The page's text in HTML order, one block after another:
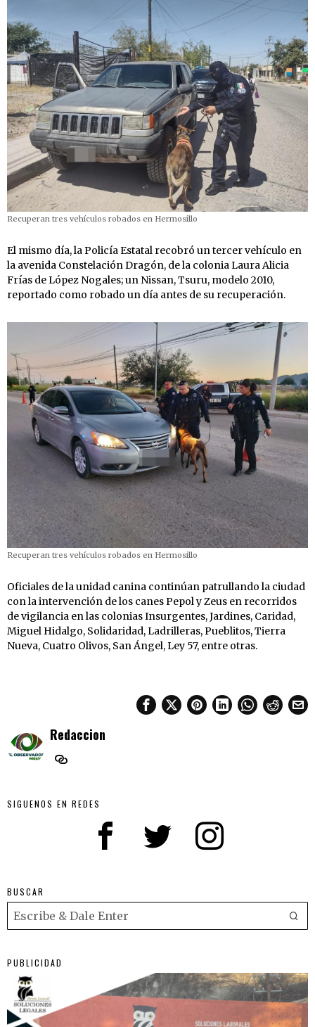
Recuperan tres vehículos robados en Hermosillo
El mismo día, la Policía Estatal recobró un tercer vehículo en
la avenida Constelación Dragón, de la colonia Laura Alicia
Frías de López Nogales; un Nissan, Tsuru, modelo 2010,
reportado como robado un día antes de su recuperación.
Recuperan tres vehículos robados en Hermosillo
Oficiales de la unidad canina continúan patrullando la ciudad
con la intervención de los canes Pepol y Zeus en recorridos
de vigilancia en las colonias Insurgentes, Jardines, Caridad,
Miguel Hidalgo, Solidaridad, Ladrilleras, Pueblitos, Tierra
Nueva, Cuatro Olivos, San Ángel, Ley 57, entre otras.
Redaccion
SIGUENOS EN REDES
BUSCAR
PUBLICIDAD